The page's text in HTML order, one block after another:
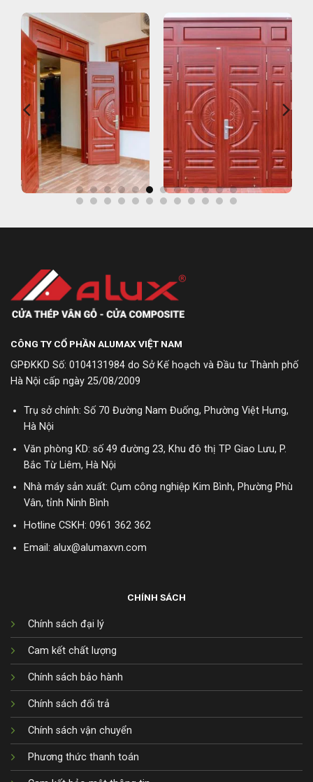
CÔNG TY CỔ PHẦN ALUMAX VIỆT NAM
GPĐKKD Số: 0104131984 do Sở Kế hoạch và Đầu tư Thành phố
Hà Nội cấp ngày 25/08/2009
Trụ sở chính: Số 70 Đường Nam Đuống, Phường Việt Hưng,
Hà Nội
Văn phòng KD: số 49 đường 23, Khu đô thị TP Giao Lưu, P.
Bắc Từ Liêm, Hà Nội
Nhà máy sản xuất: Cụm công nghiệp Kim Bình, Phường Phù
Vân, tỉnh Ninh Bình
Hotline CSKH: 0961 362 362
Email: alux@alumaxvn.com
CHÍNH SÁCH
Chính sách đại lý
Cam kết chất lượng
Chính sách bảo hành
Chính sách đổi trả
Chính sách vận chuyển
Phương thức thanh toán